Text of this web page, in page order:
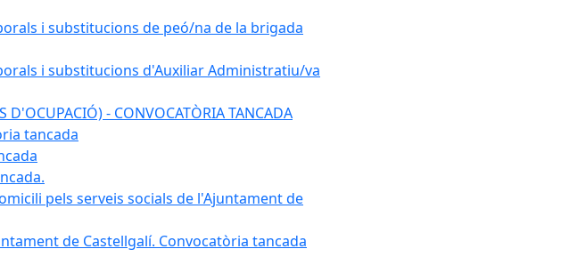
i substitucions de peó/na de la brigada
i substitucions d'Auxiliar Administratiu/va
- CONVOCATÒRIA TANCADA
tancada
pels serveis socials de l'Ajuntament de
de Castellgalí. Convocatòria tancada